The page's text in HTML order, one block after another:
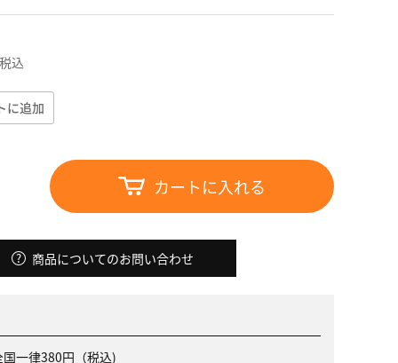
込
に追加
カートに入れる
商品についてのお問い合わせ
一律380円（税込)